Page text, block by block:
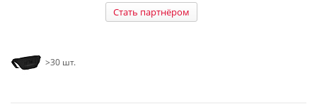
Стать партнёром
>30 шт.